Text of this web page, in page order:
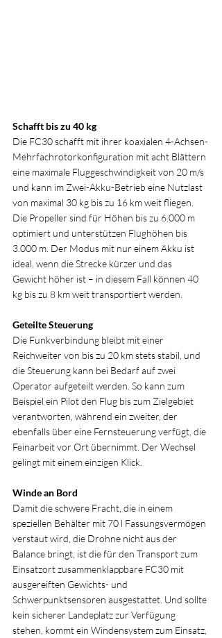
Schafft bis zu 40 kg
Die FC30 schafft mit ihrer koaxialen 4-Achsen-
Mehrfachrotorkonfiguration mit acht Blättern
eine maximale Fluggeschwindigkeit von 20 m/s
und kann im Zwei-Akku-Betrieb eine Nutzlast
von maximal 30 kg bis zu 16 km weit fliegen.
Die Propeller sind für Höhen bis zu 6.000 m
optimiert und unterstützen Flughöhen bis
3.000 m. Der Modus mit nur einem Akku ist
ideal, wenn die Strecke kürzer und das
Gewicht höher ist – in diesem Fall können 40
kg bis zu 8 km weit transportiert werden.
Geteilte Steuerung
Die Funkverbindung bleibt mit einer
Reichweiter von bis zu 20 km stets stabil, und
die Steuerung kann bei Bedarf auf zwei
Operator aufgeteilt werden. So kann zum
Beispiel ein Pilot den Flug bis zum Zielgebiet
verantworten, während ein zweiter, der
ebenfalls über eine Fernsteuerung verfügt, die
Feinarbeit vor Ort übernimmt. Der Wechsel
gelingt mit einem einzigen Klick.
Winde an Bord
Damit die schwere Fracht, die in einem
speziellen Behälter mit 70 l Fassungsvermögen
verstaut wird, die Drohne nicht aus der
Balance bringt, ist die für den Transport zum
Einsatzort zusammenklappbare FC30 mit
ausgereiften Gewichts- und
Schwerpunktsensoren ausgestattet. Und sollte
kein sicherer Landeplatz zur Verfügung
stehen, kommt ein Windensystem zum Einsatz,